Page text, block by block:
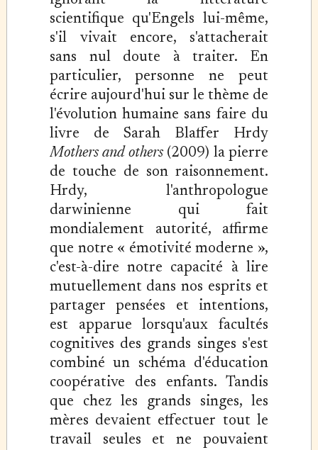
scientifique qu'Engels lui-même,
s'il vivait encore, s'attacherait
sans nul doute à traiter. En
particulier, personne ne peut
écrire aujourd'hui sur le thème de
l'évolution humaine sans faire du
livre de Sarah Blaffer Hrdy
Mothers and others(2009) la pierre
de touche de son raisonnement.
Hrdy, l'anthropologue
darwinienne qui fait
mondialement autorité, affirme
que notre « émotivité moderne »,
c'est-à-dire notre capacité à lire
mutuellement dans nos esprits et
partager pensées et intentions,
est apparue lorsqu'aux facultés
cognitives des grands singes s'est
combiné un schéma d'éducation
coopérative des enfants. Tandis
que chez les grands singes, les
mères devaient effectuer tout le
travail seules et ne pouvaient